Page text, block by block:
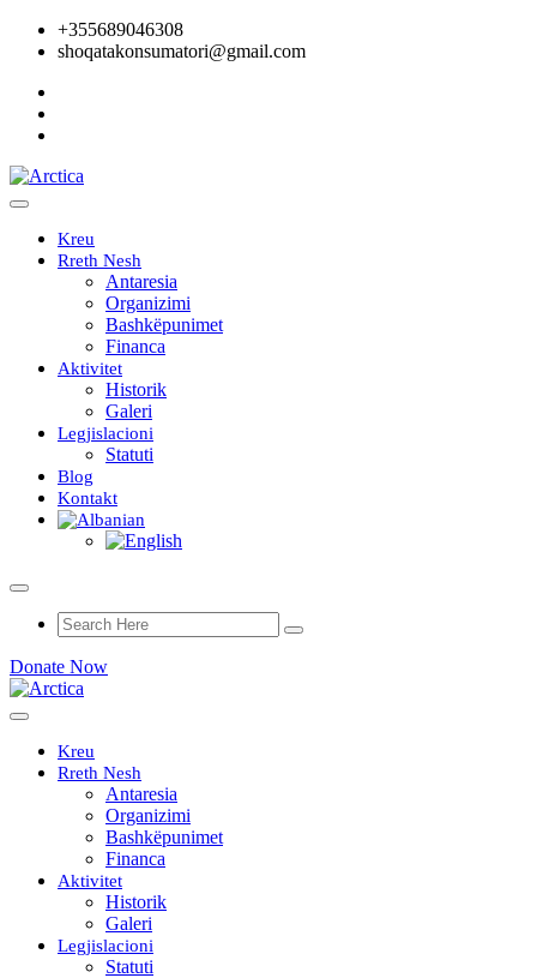
+355689046308
shoqatakonsumatori@gmail.com
Kreu
Rreth Nesh
Antaresia
Organizimi
Bashkëpunimet
Financa
Aktivitet
Historik
Galeri
Legjislacioni
Statuti
Blog
Kontakt
Donate Now
Kreu
Rreth Nesh
Antaresia
Organizimi
Bashkëpunimet
Financa
Aktivitet
Historik
Galeri
Legjislacioni
Statuti